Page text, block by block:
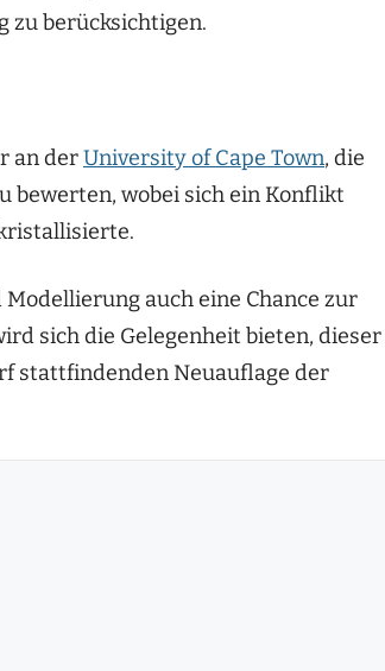
zu berücksichtigen.
an derUniversity of Cape Town, die
bewerten, wobei sich ein Konflikt
auch eine Chance zur
sich die Gelegenheit bieten, dieser
stattfindenden Neuauflage der